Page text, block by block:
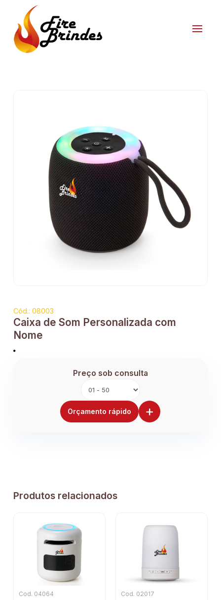
Cód.: 08003
Caixa de Som Personalizada com
Nome
Preço sob consulta
Orçamento rápido +
Produtos relacionados
Cod. 04064 Cod. 02017